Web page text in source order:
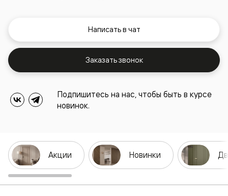
Написать в чат
Заказать звонок
Подпишитесь на нас, чтобы быть в курсе
новинок.
Акции Новинки